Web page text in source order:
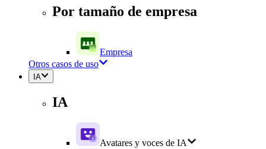
Por tamaño de empresa
Empresa
Otros casos de uso
IA
IA
Avatares y voces de IA